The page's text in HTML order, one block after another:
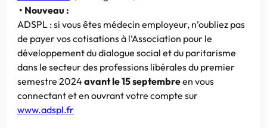
• Nouveau :
ADSPL : si vous êtes médecin employeur, n’oubliez pas
de payer vos cotisations à l’Association pour le
développement du dialogue social et du paritarisme
dans le secteur des professions libérales du premier
semestre 2024 avant le 15 septembreen vous
connectant et en ouvrant votre compte sur
www.adspl.fr